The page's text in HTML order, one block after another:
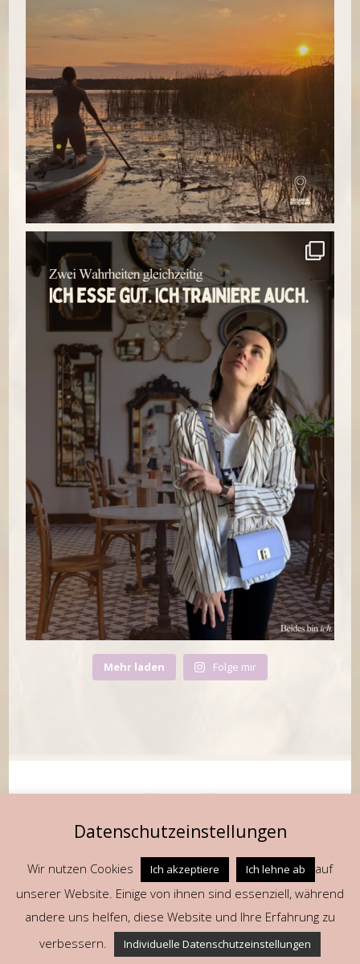
Mehr laden Folge mir
Fragen oder Anregungen? Schreib mir gerne an
cheriexplore@gmail.com!
Datenschutz
Datenschutzeinstellungen
Wir nutzen Cookies Ich akzeptiere Ich lehne ab
auf
unserer Website. Einige von ihnen sind essenziell, während
andere uns helfen, diese Website und Ihre Erfahrung zu
verbessern.
Individuelle Datenschutzeinstellungen